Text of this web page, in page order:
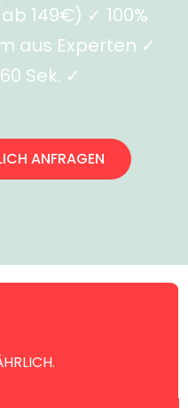
149€) ✓ 100%
aus Experten ✓
Sek. ✓
ANFRAGEN